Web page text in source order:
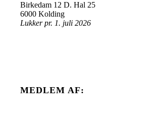
Birkedam 12 D. Hal 25
6000 Kolding
Lukker pr. 1. juli 2026
MEDLEM AF: